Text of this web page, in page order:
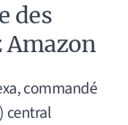
des
Amazon
commandé
central